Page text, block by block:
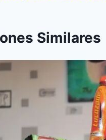
Similares